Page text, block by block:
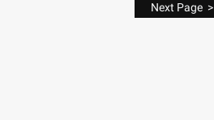
Next Page >